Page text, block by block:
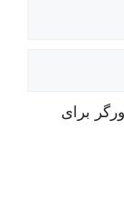
برای